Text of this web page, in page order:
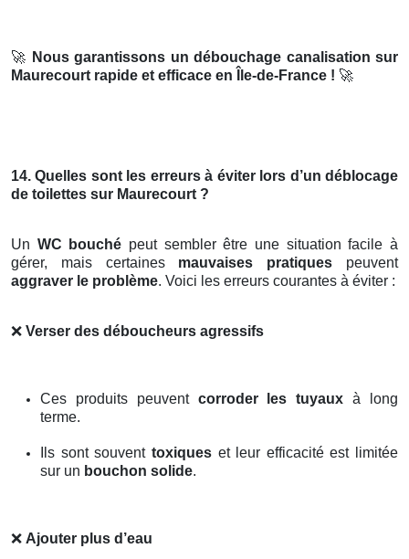
🚀 Nous garantissons un débouchage canalisation sur
Maurecourt rapide et efficace en Île-de-France ! 🚀
14. Quelles sont les erreurs à éviter lors d’un déblocage
de toilettes sur Maurecourt ?
Un WC bouché peut sembler être une situation facile à
gérer, mais certaines mauvaises pratiques peuvent
aggraver le problème. Voici les erreurs courantes à éviter :
❌ Verser des déboucheurs agressifs
Ces produits peuvent corroder les tuyaux à long
terme.
Ils sont souvent toxiqueset leur efficacité est limitée
sur un bouchon solide.
❌ Ajouter plus d’eau